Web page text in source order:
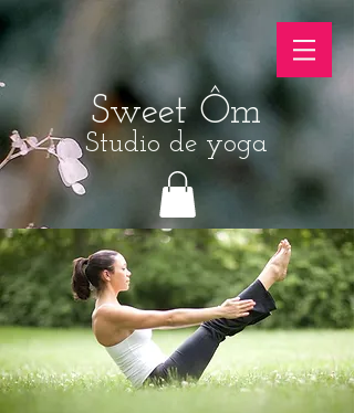
Sweet Ôm
Studio de yoga